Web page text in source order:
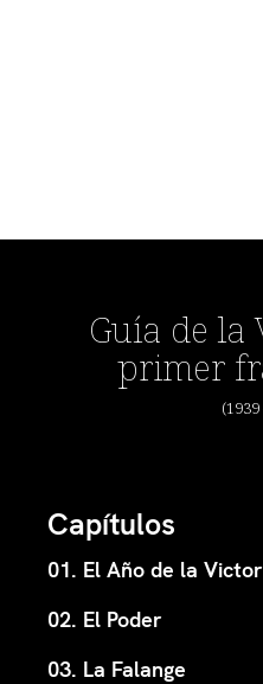
Guía de la
primer
Capítulos
01. El Año de la
02. El Poder
03. La Falange